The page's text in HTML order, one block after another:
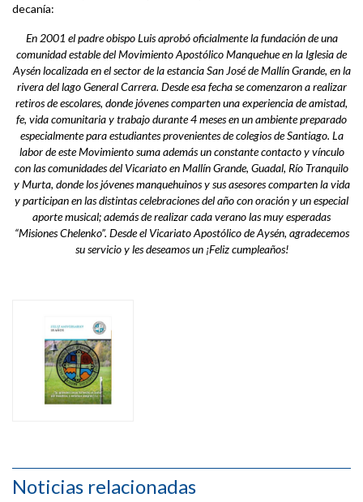
decanía:
En 2001 el padre obispo Luis aprobó oficialmente la fundación de una
comunidad estable del Movimiento Apostólico Manquehue en la Iglesia de
Aysén localizada en el sector de la estancia San José de Mallín Grande, en la
rivera del lago General Carrera. Desde esa fecha se comenzaron a realizar
retiros de escolares, donde jóvenes comparten una experiencia de amistad,
fe, vida comunitaria y trabajo durante 4 meses en un ambiente preparado
especialmente para estudiantes provenientes de colegios de Santiago. La
labor de este Movimiento suma además un constante contacto y vínculo
con las comunidades del Vicariato en Mallín Grande, Guadal, Río Tranquilo
y Murta, donde los jóvenes manquehuinos y sus asesores comparten la vida
y participan en las distintas celebraciones del año con oración y un especial
aporte musical; además de realizar cada verano las muy esperadas
“Misiones Chelenko”. Desde el Vicariato Apostólico de Aysén, agradecemos
su servicio y les deseamos un ¡Feliz cumpleaños!
Noticias relacionadas